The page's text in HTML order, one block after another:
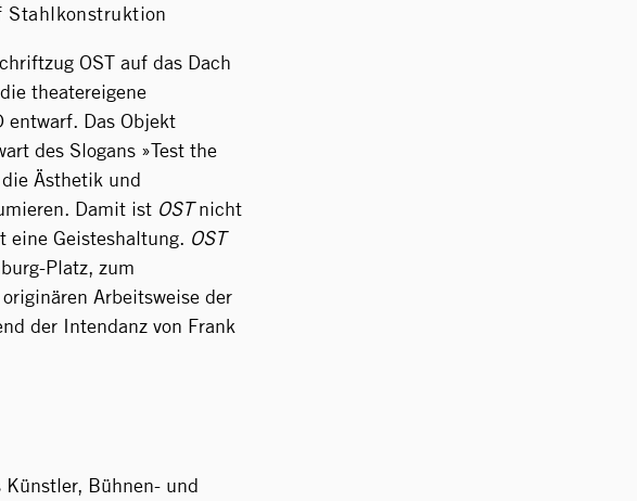
Stahlkonstruktion
OST auf das Dach
theatereigene
entwarf. Das Objekt
des Slogans »Test the
Ästhetik und
Damit ist OSTnicht
eine Geisteshaltung. OST
Platz, zum
Arbeitsweise der
der Intendanz von Frank
Künstler, Bühnen- und